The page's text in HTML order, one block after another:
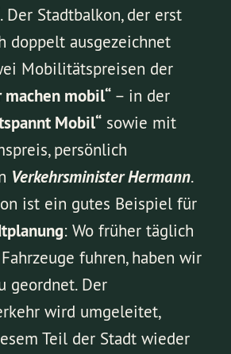
. Der Stadtbalkon, der erst
doppelt ausgezeichnet
Mobilitätspreisen der
machen mobil“ – in der
Mobil“ sowie mit
persönlich
Verkehrsminister Hermann.
ist ein gutes Beispiel für
: Wo früher täglich
fuhren, haben wir
geordnet. Der
wird umgeleitet,
Teil der Stadt wieder